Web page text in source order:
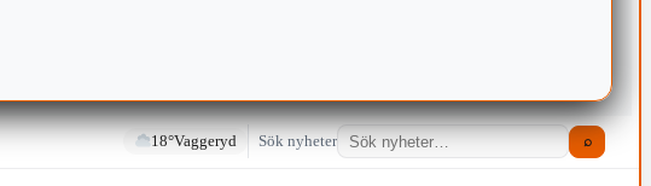
18°Vaggeryd Sök nyheter ⌕